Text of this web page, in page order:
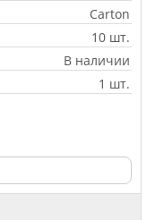
Carton
10 шт.
В наличии
1 шт.